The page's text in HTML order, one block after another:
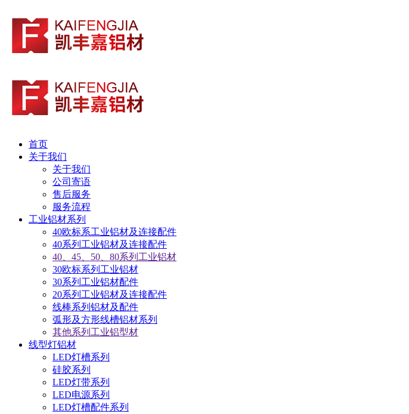
首页
关于我们
关于我们
公司寄语
售后服务
服务流程
工业铝材系列
40欧标系工业铝材及连接配件
40系列工业铝材及连接配件
40、45、50、80系列工业铝材
30欧标系列工业铝材
30系列工业铝材配件
20系列工业铝材及连接配件
线棒系列铝材及配件
弧形及方形线槽铝材系列
其他系列工业铝型材
线型灯铝材
LED灯槽系列
硅胶系列
LED灯带系列
LED电源系列
LED灯槽配件系列